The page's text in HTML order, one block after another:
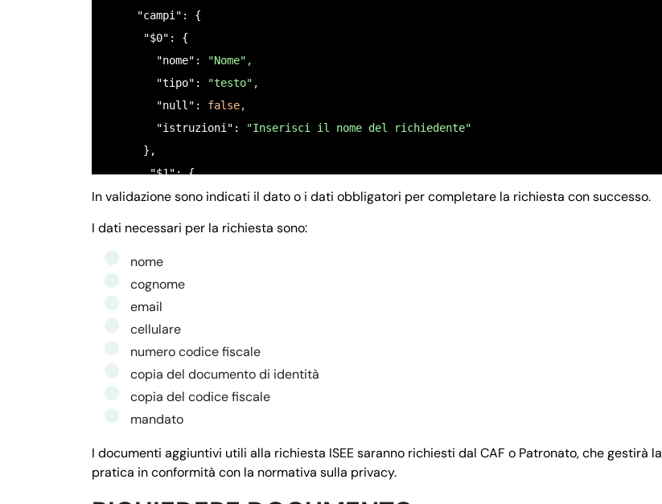
     "campi": {
      "$0": {
        "nome":
"Nome",
        "tipo":
"testo",
        "null":
false,
        "istruzioni":
"Inserisci il nome del richiedente"
      },
       "$1": {
         "nome":
"COGNOME",
         "ordine":
         "istruzioni":
       },
       "$2": {
         "nome":
"Email",
         "tipo":
"email",
         "null":
false,
         "ordine":
       },
In validazione sono indicati il dato o i dati obbligatori per completare la richiesta con successo.
I dati necessari per la richiesta sono:
nome
cognome
email
cellulare
numero codice fiscale
copia del documento di identità
copia del codice fiscale
mandato
I documenti aggiuntivi utili alla richiesta ISEE saranno richiesti dal CAF o Patronato, che gestirà la
pratica in conformità con la normativa sulla privacy.